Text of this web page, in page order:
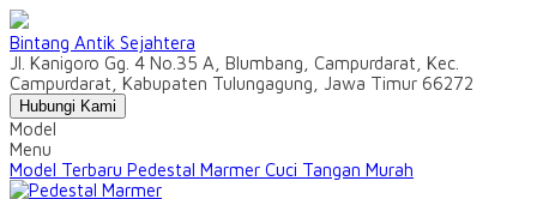
Bintang Antik Sejahtera
Jl. Kanigoro Gg. 4 No.35 A, Blumbang, Campurdarat, Kec.
Campurdarat, Kabupaten Tulungagung, Jawa Timur 66272
Hubungi Kami
Model
Menu
Model Terbaru Pedestal Marmer Cuci Tangan Murah